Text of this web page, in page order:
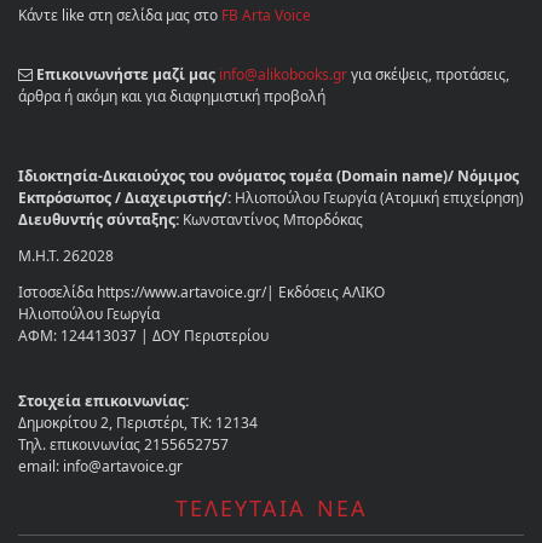
Κάντε like στη σελίδα μας στο FB Arta Voice
Επικοινωνήστε μαζί μας info@alikobooks.grγια σκέψεις, προτάσεις,
άρθρα ή ακόμη και για διαφημιστική προβολή
Ιδιοκτησία-Δικαιούχος του ονόματος τομέα (Domain name)/ Νόμιμος
Εκπρόσωπος / Διαχειριστής/: Ηλιοπούλου Γεωργία (Ατομική επιχείρηση)
Διευθυντής σύνταξης: Κωνσταντίνος Μπορδόκας
Μ.Η.Τ. 262028
Ιστοσελίδα https://www.artavoice.gr/| Εκδόσεις ΑΛΙΚΟ
Ηλιοπούλου Γεωργία
ΑΦΜ: 124413037 | ΔΟΥ Περιστερίου
Στοιχεία επικοινωνίας:
Δημοκρίτου 2, Περιστέρι, ΤΚ: 12134
Τηλ. επικοινωνίας 2155652757
email: info@artavoice.gr
ΤΕΛΕΥΤΑΙΑ ΝΕΑ